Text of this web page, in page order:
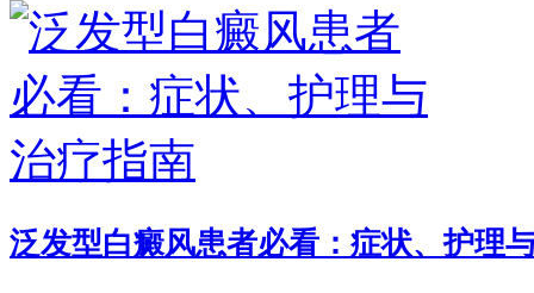
泛发型白癜风患者必看：症状、护理